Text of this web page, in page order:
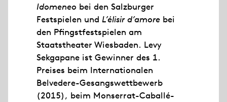
Idomeneo bei den Salzburger
Festspielen und L’élisir d’amore bei
den Pfingstfestspielen am
Staatstheater Wiesbaden. Levy
Sekgapane ist Gewinner des 1.
Preises beim Internationalen
Belvedere-Gesangswettbewerb
(2015), beim Monserrat-Caballé-